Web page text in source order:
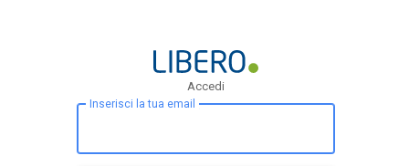
Accedi
Inserisci la tua email